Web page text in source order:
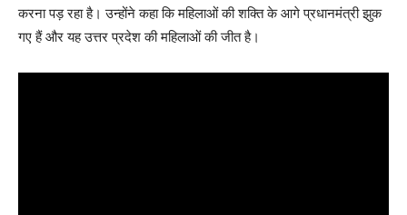
करना पड़ रहा है। उन्होंने कहा कि महिलाओं की शक्ति के आगे प्रधानमंत्री झुक
गए हैं और यह उत्तर प्रदेश की महिलाओं की जीत है।